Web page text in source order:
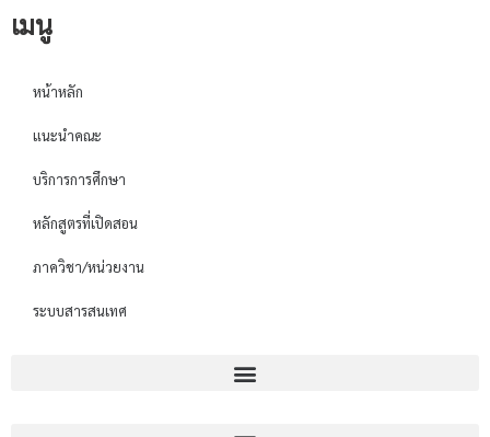
เมนู
หน้าหลัก
แนะนำคณะ
บริการการศึกษา
หลักสูตรที่เปิดสอน
ภาควิชา/หน่วยงาน
ระบบสารสนเทศ